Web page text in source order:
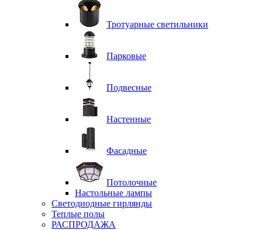
Тротуарные светильники
Парковые
Подвесные
Настенные
Фасадные
Потолочные
Настольные лампы
Светодиодные гирлянды
Теплые полы
РАСПРОДАЖА